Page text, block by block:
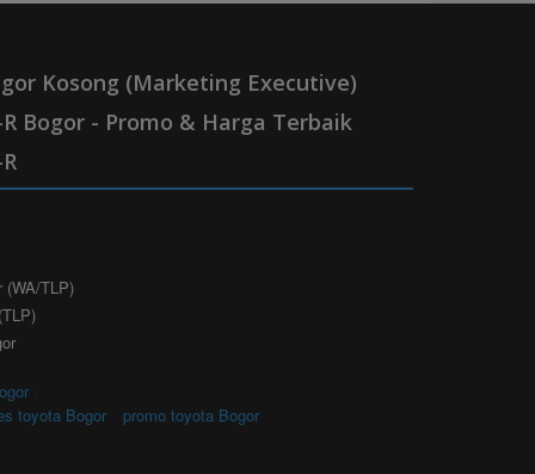
Kosong (Marketing Executive)
Bogor - Promo & Harga Terbaik
(WA/TLP)
|
toyota Bogor
promo toyota Bogor